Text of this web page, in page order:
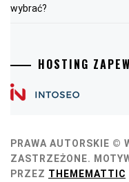
wybrać?
HOSTING
PRAWA AUTORSKIE ©
ZASTRZEŻONE.
PRZEZ THEMEMATTIC